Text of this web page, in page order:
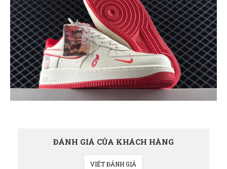
ĐÁNH GIÁ CỦA KHÁCH HÀNG
VIẾT ĐÁNH GIÁ